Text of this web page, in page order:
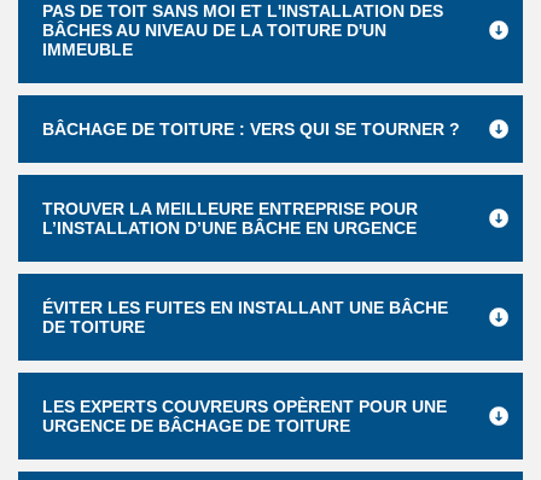
PAS DE TOIT SANS MOI ET L'INSTALLATION DES
BÂCHES AU NIVEAU DE LA TOITURE D'UN
IMMEUBLE
BÂCHAGE DE TOITURE : VERS QUI SE TOURNER ?
TROUVER LA MEILLEURE ENTREPRISE POUR
L’INSTALLATION D’UNE BÂCHE EN URGENCE
ÉVITER LES FUITES EN INSTALLANT UNE BÂCHE
DE TOITURE
LES EXPERTS COUVREURS OPÈRENT POUR UNE
URGENCE DE BÂCHAGE DE TOITURE